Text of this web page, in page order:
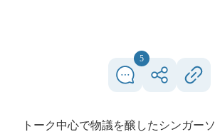
5
トーク中心で物議を醸したシンガー